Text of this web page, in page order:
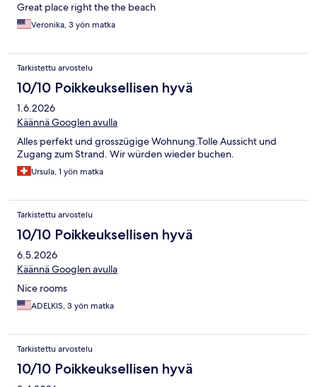
Great place right the the beach
Veronika, 3 yön matka
Tarkistettu arvostelu
10/10 Poikkeuksellisen hyvä
1.6.2026
Käännä Googlen avulla
Alles perfekt und grosszügige Wohnung.Tolle Aussicht und
Zugang zum Strand. Wir würden wieder buchen.
Ursula, 1 yön matka
Tarkistettu arvostelu
10/10 Poikkeuksellisen hyvä
6.5.2026
Käännä Googlen avulla
Nice rooms
ADELKIS, 3 yön matka
Tarkistettu arvostelu
10/10 Poikkeuksellisen hyvä